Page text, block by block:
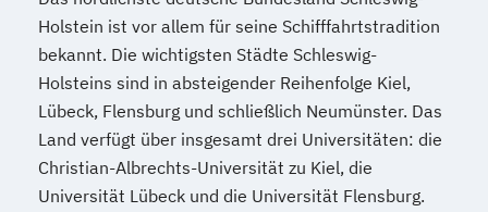
Holstein ist vor allem für seine Schifffahrtstradition
bekannt. Die wichtigsten Städte Schleswig-
Holsteins sind in absteigender Reihenfolge Kiel,
Lübeck, Flensburg und schließlich Neumünster. Das
Land verfügt über insgesamt drei Universitäten: die
Christian-Albrechts-Universität zu Kiel, die
Universität Lübeck und die Universität Flensburg.